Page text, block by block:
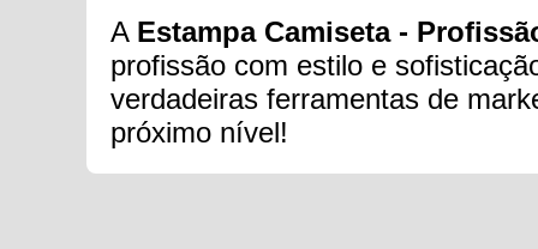
A Estampa Camiseta -
profissão com estilo e
verdadeiras ferramentas de
próximo nível!